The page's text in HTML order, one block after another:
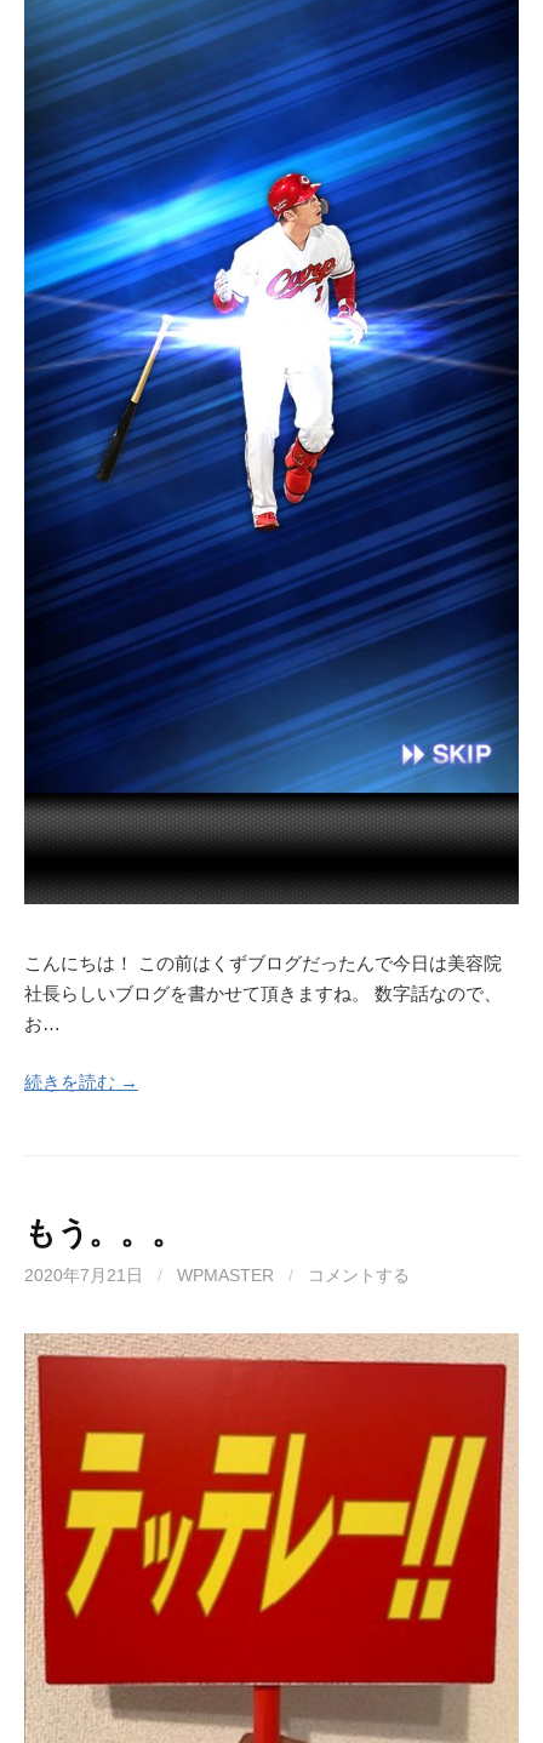
こんにちは！ この前はくずブログだったんで今日は美容院
社長らしいブログを書かせて頂きますね。 数字話なので、
お…
続きを読む →
もう。。。
2020年7月21日 / WPMASTER / コメントする